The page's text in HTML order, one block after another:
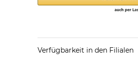
Verfügbarkeit in den Filialen